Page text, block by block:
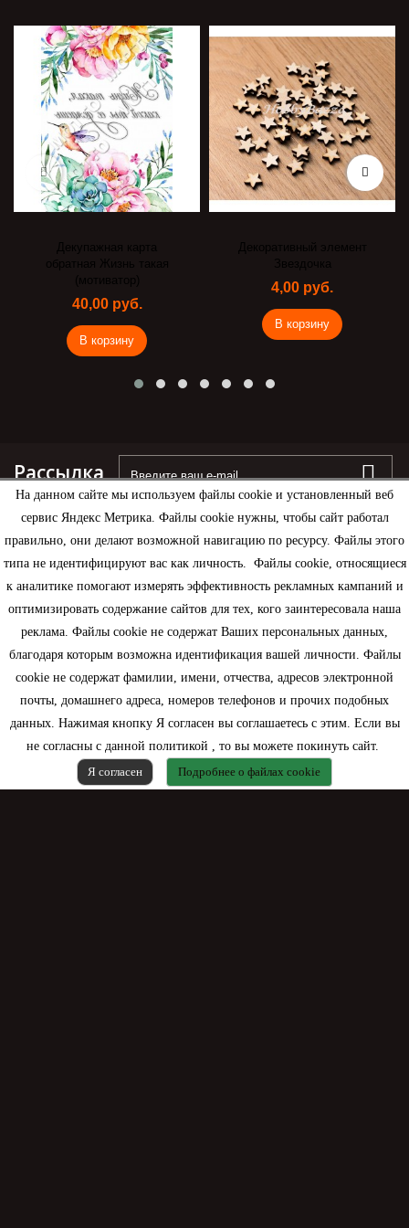
На данном сайте мы используем файлы cookie и установленный веб
сервис Яндекс Метрика. Файлы cookie нужны, чтобы сайт работал
правильно, они делают возможной навигацию по ресурсу. Файлы этого
типа не идентифицируют вас как личность. Файлы cookie, относящиеся
к аналитике помогают измерять эффективность рекламных кампаний и
оптимизировать содержание сайтов для тех, кого заинтересовала наша
реклама. Файлы cookie не содержат Ваших персональных данных,
благодаря которым возможна идентификация вашей личности. Файлы
cookie не содержат фамилии, имени, отчества, адресов электронной
почты, домашнего адреса, номеров телефонов и прочих подобных
данных. Нажимая кнопку Я согласен вы соглашаетесь с этим. Если вы
не согласны с данной политикой , то вы можете покинуть сайт.
Я согласен
Подробнее о файлах cookie
Декупажная карта
обратная Жизнь такая
(мотиватор)
40,00 руб.
В корзину
Декоративный элемент
Звездочка
4,00 руб.
В корзину
Рассылка
Информация
Моя учетная запись
Контактная информация